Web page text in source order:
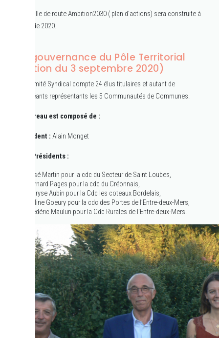
La feuille de route Ambition2030 ( plan d’actions) sera construite à
partir de 2020.
La gouvernance du Pôle Territorial
(élection du 3 septembre 2020)
Le Comité Syndical compte 24 élus titulaires et autant de
suppléants représentants les 5 Communautés de Communes.
Le Bureau est composé de :
Président : Alain Monget
Vice Présidents :
José Martin pour la cdc du Secteur de Saint Loubes,
Bernard Pages pour la cdc du Créonnais,
Maryse Aubin pour la Cdc les coteaux Bordelais,
Céline Goeury pour la cdc des Portes de l’Entre-deux-Mers,
Frédéric Maulun pour la Cdc Rurales de l’Entre-deux-Mers.